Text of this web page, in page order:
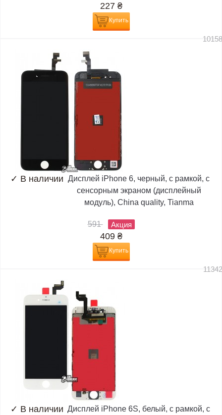
227 ₴
Купить
✓ В наличии Дисплей iPhone 6, черный, с рамкой, с
сенсорным экраном (дисплейный
модуль), China quality, Tianma
591 Акция
409 ₴
Купить
✓ В наличии Дисплей iPhone 6S, белый, с рамкой, с